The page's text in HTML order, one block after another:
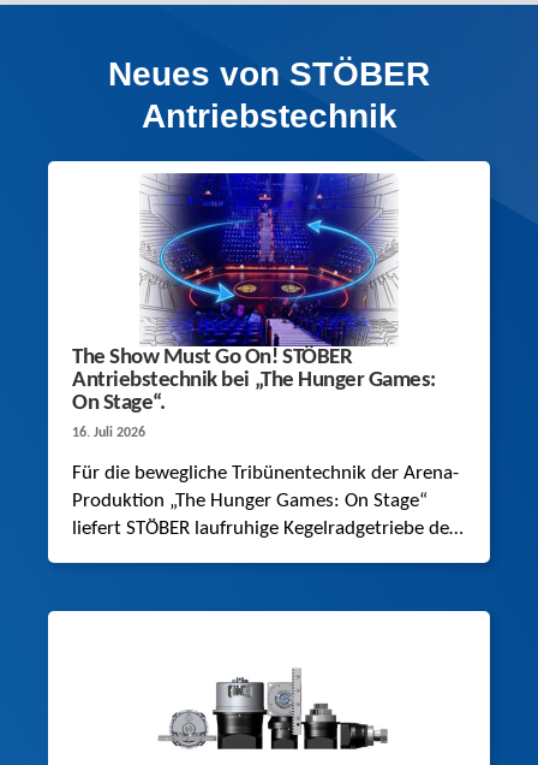
Neues von STÖBER
Antriebstechnik
The Show Must Go On! STÖBER
Antriebstechnik bei „The Hunger Games:
On Stage“.
16. Juli 2026
Für die bewegliche Tribünentechnik der Arena-
Produktion „The Hunger Games: On Stage“
liefert STÖBER laufruhige Kegelradgetriebe der